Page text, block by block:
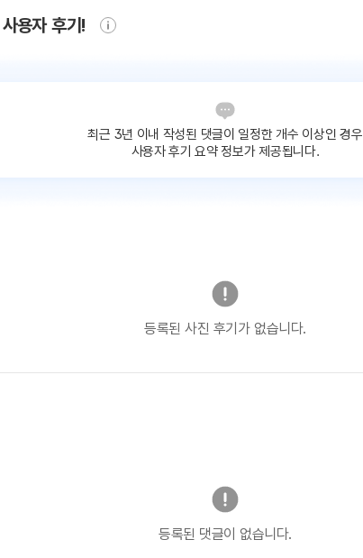
용자 후기!
최근 3년 이내 작성된 댓글이 일정한 개수 이상인 경우
사용자 후기 요약 정보가 제공됩니다.
등록된 사진 후기가 없습니다.
등록된 댓글이 없습니다.